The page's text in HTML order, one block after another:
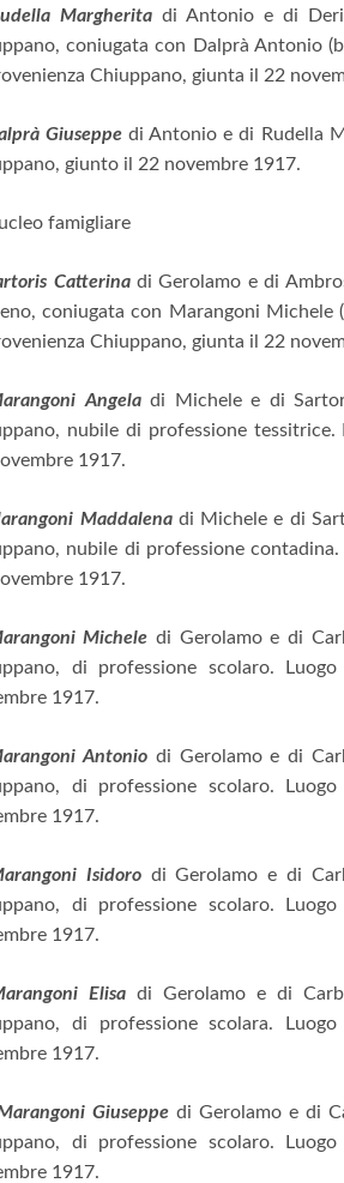
Margherita di Antonio e di
coniugata con Dalprà Antonio
Chiuppano, giunta il 22
Giuseppe di Antonio e di Rudella
giunto il 22 novembre 1917.
famigliare
Catterinadi Gerolamo e di
coniugata con Marangoni Michele
Chiuppano, giunta il 22
Angeladi Michele e di
nubile di professione
1917.
Maddalenadi Michele e di
nubile di professione
1917.
Michele di Gerolamo e di
di professione scolaro.
1917.
Antonio di Gerolamo e di
di professione scolaro.
1917.
Isidorodi Gerolamo e di
di professione scolaro.
1917.
Elisadi Gerolamo e di
di professione scolara.
1917.
Giuseppedi Gerolamo e di
di professione scolaro.
1917.